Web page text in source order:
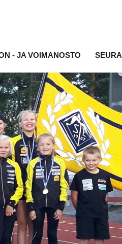
- JA VOIMANOSTO SEURA